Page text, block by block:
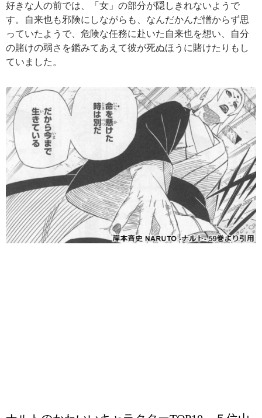
好きな人の前では、「女」の部分が隠しきれないようで
す。自来也も邪険にしながらも、なんだかんだ憎からず思
っていたようで、危険な任務に赴いた自来也を想い、自分
の賭けの弱さを鑑みてあえて彼が死ぬほうに賭けたりもし
ていました。